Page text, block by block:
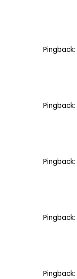
Pingback:
Pingback:
Pingback:
Pingback:
Pingback: